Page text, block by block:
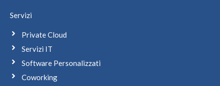
Servizi
Private Cloud
Servizi IT
Software Personalizzati
Coworking